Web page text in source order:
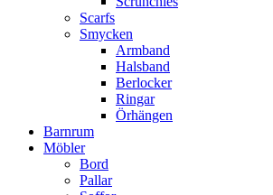
Scarfs
Smycken
Armband
Halsband
Berlocker
Ringar
Örhängen
Barnrum
Möbler
Bord
Pallar